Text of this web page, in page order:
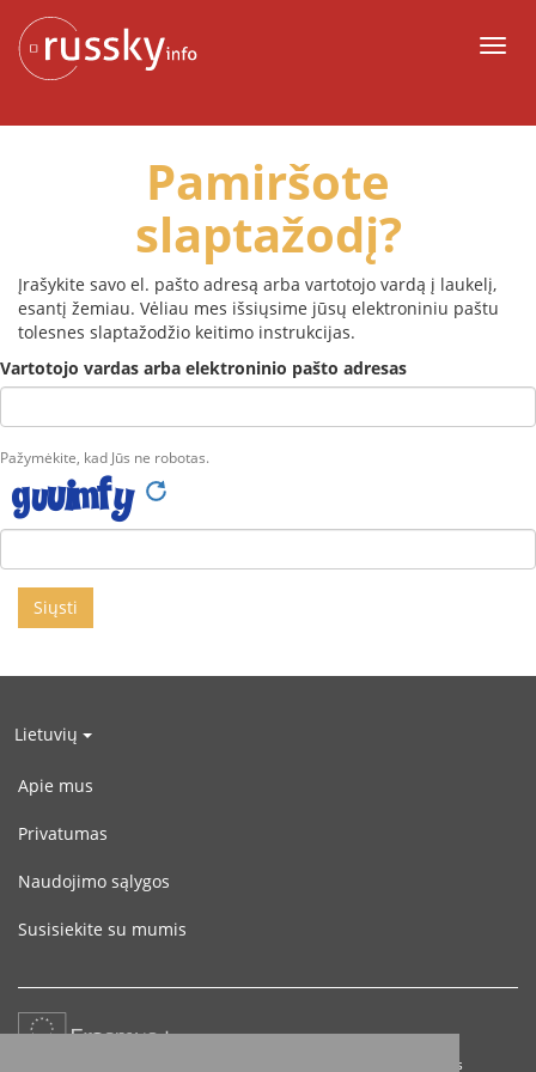
turinį
Pamiršote
slaptažodį?
Įrašykite savo el. pašto adresą arba vartotojo vardą į laukelį,
esantį žemiau. Vėliau mes išsiųsime jūsų elektroniniu paštu
tolesnes slaptažodžio keitimo instrukcijas.
Vartotojo vardas arba elektroninio pašto adresas
Pažymėkite, kad Jūs ne robotas.
Lietuvių
Apie mus
Privatumas
Naudojimo sąlygos
Susisiekite su mumis
Šis projektas finansuojamas remiant Europos Komisijai. Šis leidinys